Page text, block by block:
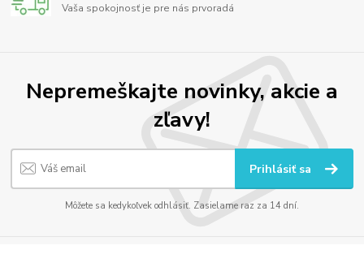
Vaša spokojnosť je pre nás prvoradá
Nepremeškajte novinky, akcie a
zľavy!
Prihlásiť sa
Môžete sa kedykoľvek odhlásiť. Zasielame raz za 14 dní.